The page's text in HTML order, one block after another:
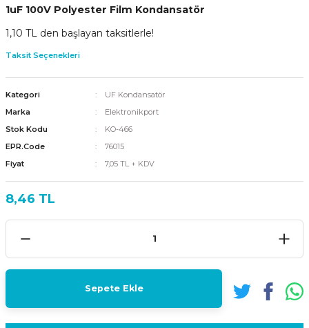
1uF 100V Polyester Film Kondansatör
1,10 TL den başlayan taksitlerle!
Taksit Seçenekleri
Kategori
UF Kondansatör
Marka
Elektronikport
Stok Kodu
KO-466
EPR.Code
76015
Fiyat
7,05 TL + KDV
8,46 TL
Sepete Ekle